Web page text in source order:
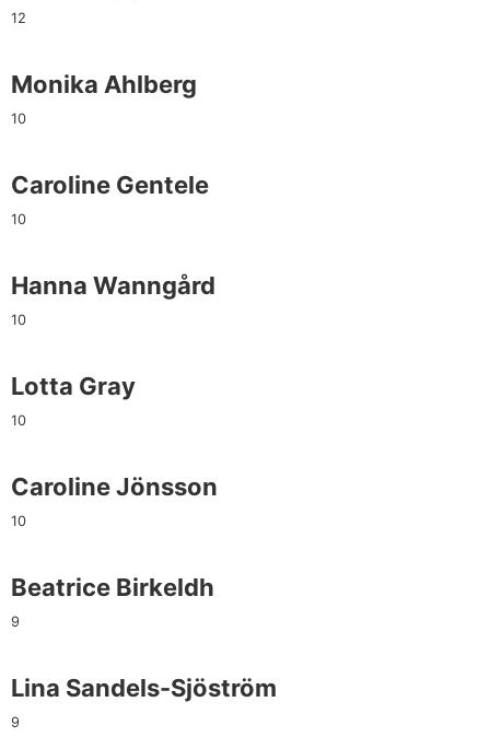
12
Monika Ahlberg
10
Caroline Gentele
10
Hanna Wanngård
10
Lotta Gray
10
Caroline Jönsson
10
Beatrice Birkeldh
9
Lina Sandels-Sjöström
9